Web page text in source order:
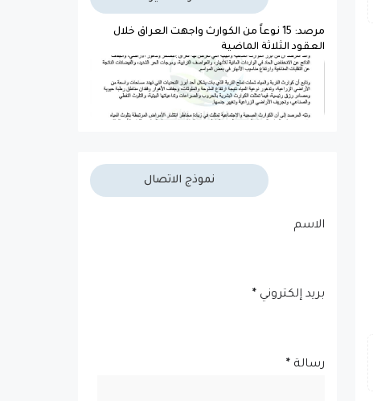
مرصد: 15 نوعاً من الكوارث واجهت العراق خلال
العقود الثلاثة الماضية
نموذج الاتصال
الاسم
بريد إلكتروني *
رسالة *